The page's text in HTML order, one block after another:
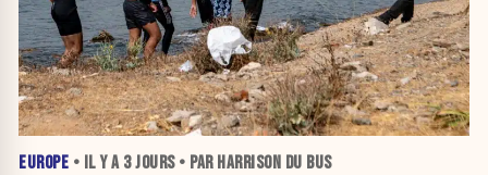
EUROPE • IL Y A 3 JOURS• PAR HARRISON DU BUS